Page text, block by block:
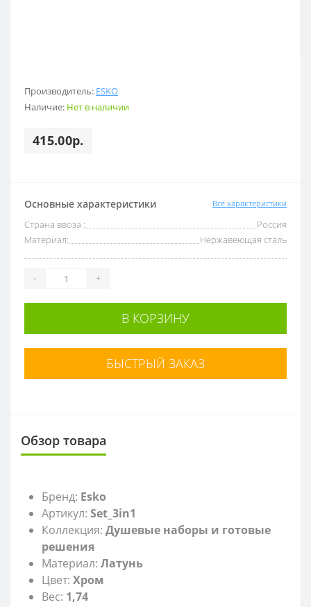
Производитель: ESKO
Наличие: Нет в наличии
415.00р.
Основные характеристики Все характеристики
Страна ввоза :
Россия
Материал:
Нержавеющая сталь
- +
В КОРЗИНУ
БЫСТРЫЙ ЗАКАЗ
Обзор товара
Бренд: Esko
Артикул: Set_3in1
Коллекция: Душевые наборы и готовые
решения
Материал: Латунь
Цвет: Хром
Вес: 1,74